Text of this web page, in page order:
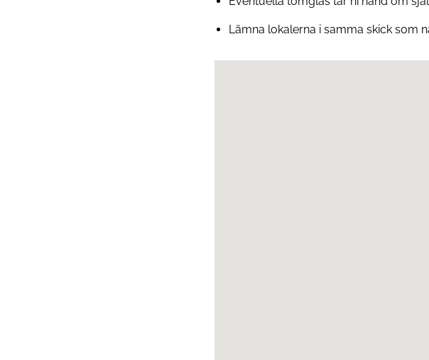
Lämna lokalerna i samma skick som